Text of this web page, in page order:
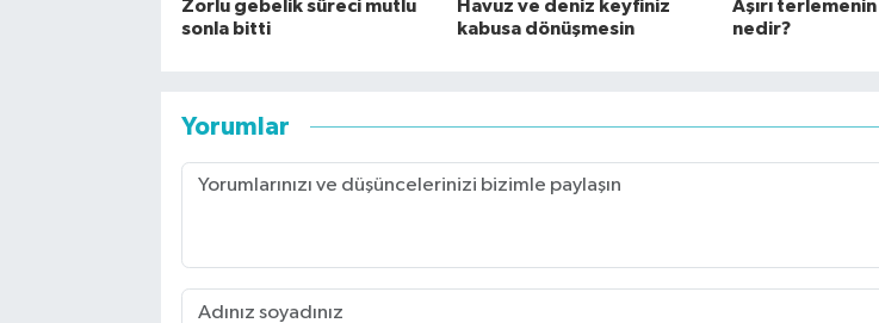
Zorlu gebelik süreci mutlu
sonla bitti
Havuz ve deniz keyfiniz
kabusa dönüşmesin
Aşırı
nedir?
Yorumlar